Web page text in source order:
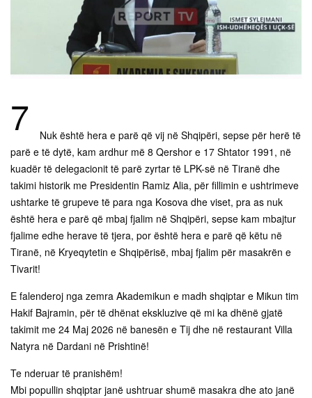
7
Nuk është hera e parë që vij në Shqipëri, sepse për herë të
parë e të dytë, kam ardhur më 8 Qershor e 17 Shtator 1991, në
kuadër të delegacionit të parë zyrtar të LPK-së në Tiranë dhe
takimi historik me Presidentin Ramiz Alia, për fillimin e ushtrimeve
ushtarke të grupeve të para nga Kosova dhe viset, pra as nuk
është hera e parë që mbaj fjalim në Shqipëri, sepse kam mbajtur
fjalime edhe herave të tjera, por është hera e parë që këtu në
Tiranë, në Kryeqytetin e Shqipërisë, mbaj fjalim për masakrën e
Tivarit!
E falenderoj nga zemra Akademikun e madh shqiptar e Mikun tim
Hakif Bajramin, për të dhënat ekskluzive që mi ka dhënë gjatë
takimit me 24 Maj 2026 në banesën e Tij dhe në restaurant Villa
Natyra në Dardani në Prishtinë!
Te nderuar të pranishëm!
Mbi popullin shqiptar janë ushtruar shumë masakra dhe ato janë